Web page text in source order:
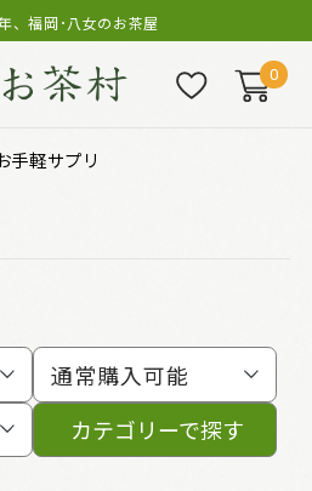
、福岡･八女のお茶屋
0
手軽サプリ
通常購入可能
カテゴリーで探す